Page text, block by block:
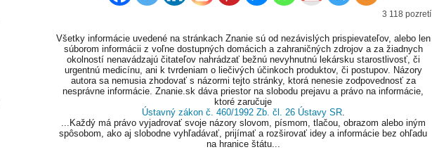
3 118 pozretí
Všetky informácie uvedené na stránkach Znanie sú od nezávislých prispievateľov, alebo len
súborom informácii z voľne dostupných domácich a zahraničných zdrojov a za žiadnych
okolností nenavádzajú čitateľov nahrádzať bežnú nevyhnutnú lekársku starostlivosť, či
urgentnú medicínu, ani k tvrdeniam o liečivých účinkoch produktov, či postupov. Názory
autora sa nemusia zhodovať s názormi tejto stránky, ktorá nenesie zodpovednosť za
nesprávne informácie. Znanie.sk dáva priestor na slobodu prejavu a právo na informácie,
ktoré zaručuje
Ústavný zákon č. 460/1992 Zb. čl. 26 Ústavy SR.
...Každý má právo vyjadrovať svoje názory slovom, písmom, tlačou, obrazom alebo iným
spôsobom, ako aj slobodne vyhľadávať, prijímať a rozširovať idey a informácie bez ohľadu
na hranice štátu...